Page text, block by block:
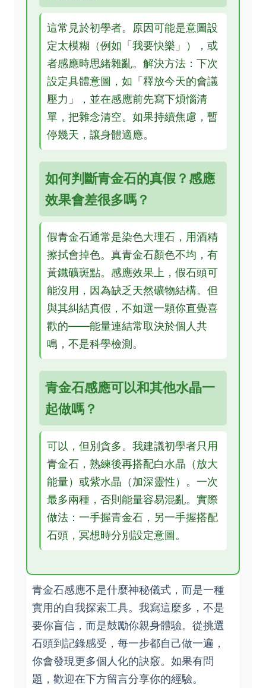
這常見於初學者。原因可能是意圖設
定太模糊（例如「我要快樂」），或
者感應時思緒雜亂。解決方法：下次
設定具體意圖，如「釋放今天的會議
壓力」，並在感應前先寫下煩惱清
單，把雜念清空。如果持續焦慮，暫
停幾天，讓身體適應。
如何判斷青金石的真假？感應
效果會差很多嗎？
假青金石通常是染色大理石，用酒精
擦拭會掉色。真青金石顏色不均，有
黃鐵礦斑點。感應效果上，假石頭可
能沒用，因為缺乏天然礦物結構。但
與其糾結真假，不如選一顆你直覺喜
歡的——能量連結常取決於個人共
鳴，不是科學檢測。
青金石感應可以和其他水晶一
起做嗎？
可以，但別貪多。我建議初學者只用
青金石，熟練後再搭配白水晶（放大
能量）或紫水晶（加深靈性）。一次
最多兩種，否則能量容易混亂。實際
做法：一手握青金石，另一手握搭配
石頭，冥想時分別設定意圖。
青金石感應不是什麼神秘儀式，而是一種
實用的自我探索工具。我寫這麼多，不是
要你盲信，而是鼓勵你親身體驗。從挑選
石頭到記錄感受，每一步都自己做一遍，
你會發現更多個人化的訣竅。如果有問
題，歡迎在下方留言分享你的經驗。